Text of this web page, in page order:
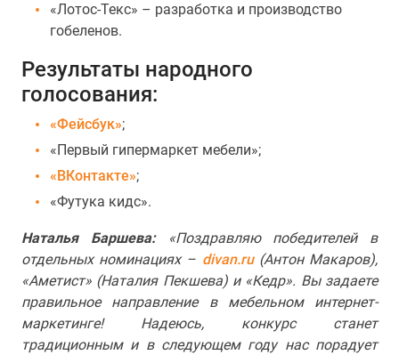
«Лотос-Текс» – разработка и производство
гобеленов.
Результаты народного
голосования:
«Фейсбук»;
«Первый гипермаркет мебели»;
«ВКонтакте»;
«Футука кидс».
Наталья Баршева:«Поздравляю победителей в
отдельных номинациях – divan.ru(Антон Макаров),
«Аметист» (Наталия Пекшева) и «Кедр». Вы задаете
правильное направление в мебельном интернет-
маркетинге! Надеюсь, конкурс станет
традиционным и в следующем году нас порадует